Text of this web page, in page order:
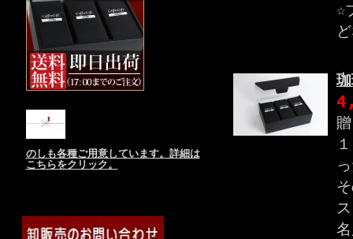
のしも各種ご用意しています。詳細は
こちらをクリック。
☆